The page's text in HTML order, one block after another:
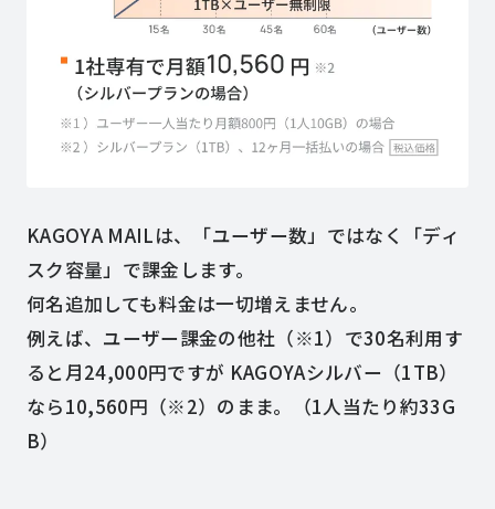
KAGOYA MAILは、「ユーザー数」ではなく「ディ
スク容量」で課金します。
何名追加しても料金は一切増えません。
例えば、ユーザー課金の他社（※1）で30名利用す
ると月24,000円ですが KAGOYAシルバー（1TB）
なら10,560円（※2）のまま。（1人当たり約33G
B）